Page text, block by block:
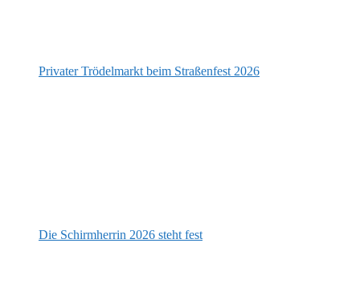
Privater Trödelmarkt beim Straßenfest 2026
Die Schirmherrin 2026 steht fest